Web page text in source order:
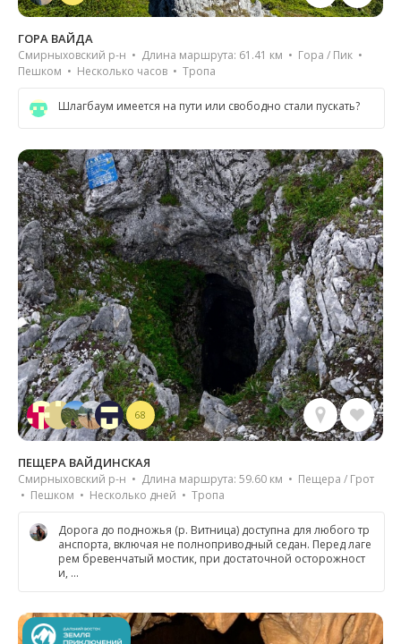
ГОРА ВАЙДА
Смирныховский р-н • Длина маршрута: 61.41 км • Гора / Пик •
Пешком • Несколько часов • Тропа
Шлагбаум имеется на пути или свободно стали пускать?
68
ПЕЩЕРА ВАЙДИНСКАЯ
Смирныховский р-н • Длина маршрута: 59.60 км • Пещера / Грот
• Пешком • Несколько дней • Тропа
Дорога до подножья (р. Витница) доступна для любого тр
анспорта, включая не полноприводный седан. Перед лаге
рем бревенчатый мостик, при достаточной осторожност
и, …